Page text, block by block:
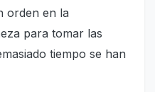
orden en la
para tomar las
tiempo se han